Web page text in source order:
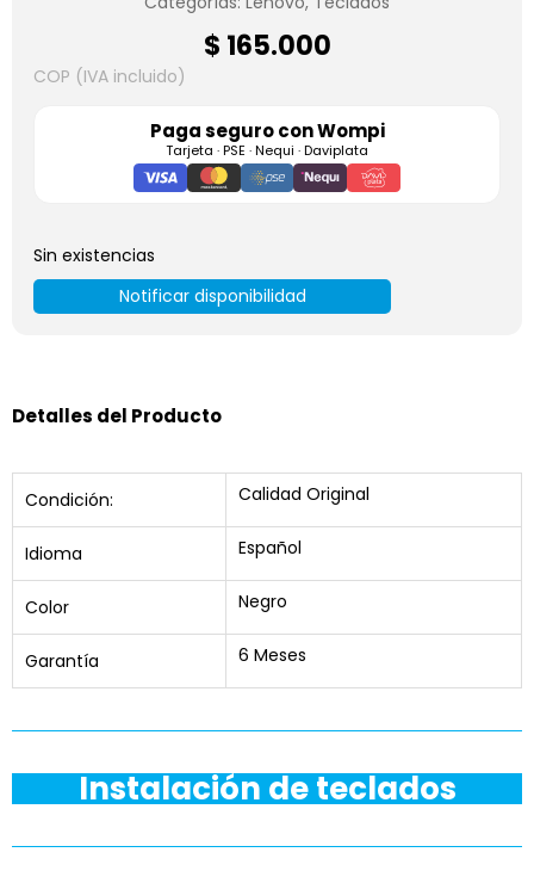
$ 165.000
COP (IVA incluido)
Paga seguro conWompi
Tarjeta · PSE · Nequi · Daviplata
Sin existencias
Notificar disponibilidad
Detalles del Producto
Condición: Calidad Original
Idioma Español
Color Negro
Garantía 6 Meses
Instalación de teclados